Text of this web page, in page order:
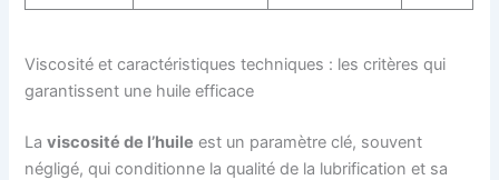
Viscosité et caractéristiques techniques : les critères qui
garantissent une huile efficace
Laviscosité de l’huile est un paramètre clé, souvent
négligé, qui conditionne la qualité de la lubrification et sa